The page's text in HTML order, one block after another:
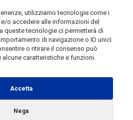
utilizziamo tecnologie come i
o accedere alle informazioni del
queste tecnologie ci permetterà di
di navigazione o ID unici
o ritirare il consenso può
alcune caratteristiche e funzioni.
Accetta
Nega
di Campobasso n. 133 del
MANUELA
reg. Tribunale Di